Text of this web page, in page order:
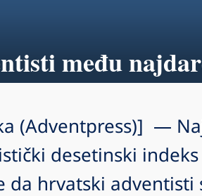
među
(Adventpress)] —
desetinski indeks
da hrvatski adventisti